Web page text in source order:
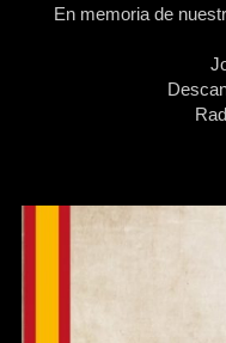
En memoria de